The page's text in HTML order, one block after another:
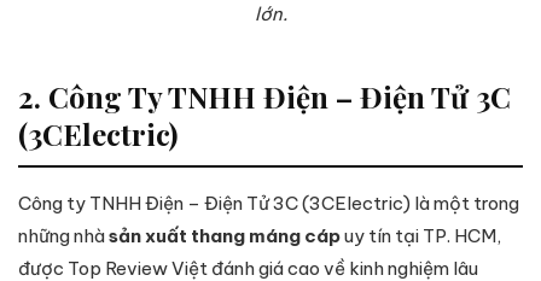
lớn.
2. Công Ty TNHH Điện – Điện Tử 3C
(3CElectric)
Công ty TNHH Điện – Điện Tử 3C (3CElectric) là một trong
những nhàsản xuất thang máng cápuy tín tại TP. HCM,
được Top Review Việt đánh giá cao về kinh nghiệm lâu